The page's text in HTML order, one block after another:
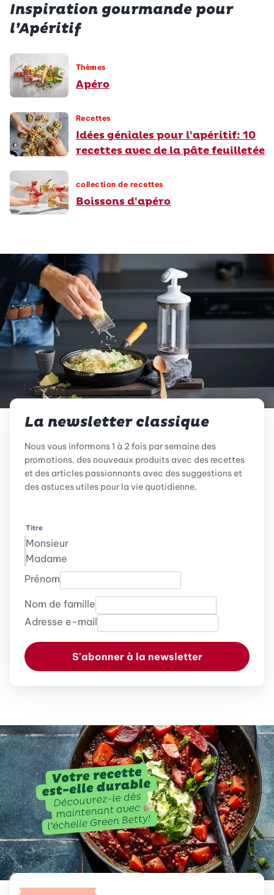
Inspiration gourmande pour
l’Apéritif
Thèmes
Apéro
Recettes
Idées géniales pour l'apéritif: 10
recettes avec de la pâte feuilletée
collection de recettes
Boissons d'apéro
La newsletter classique
Nous vous informons 1 à 2 fois par semaine des
promotions, des nouveaux produits avec des recettes
et des articles passionnants avec des suggestions et
des astuces utiles pour la vie quotidienne.
Titre
Monsieur
Madame
Prénom
Nom de famille
Adresse e-mail
S'abonner à la newsletter